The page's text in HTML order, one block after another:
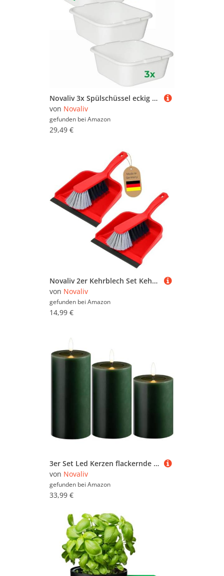
Novaliv 3x Spülschüssel eckig 14L, 38x38 cm, Weiß, BPA-frei Spülmaschinenfest Ideal für Küche und Camping, Wanne, Große Plastikschüssel, Waschschüssel eckig, Waschwanne, Abwaschschüssel
von Novaliv
gefunden bei Amazon
29,49 €
Novaliv 2er Kehrblech Set Kehrblechgarnitur ROT Kunststoff Kehrblechbesen zum Aufkehren Handfeger Kunstborsten PPN Kehrblechset Kehrschaufel 20 cm - geeignet für Camping Feger und Kehrblech
von Novaliv
gefunden bei Amazon
14,99 €
3er Set Led Kerzen flackernde Flamme mit Echtwachspiegel grün 7,5cm ø 1x 15 cm, 1x12,5 cm, 1x10 cm Höhe, LED Kerzen mit Timerfunktion, 2 AA Batterien nötig, LED Echtwachs Stumpenkerzen warmweiß
von Novaliv
gefunden bei Amazon
33,99 €